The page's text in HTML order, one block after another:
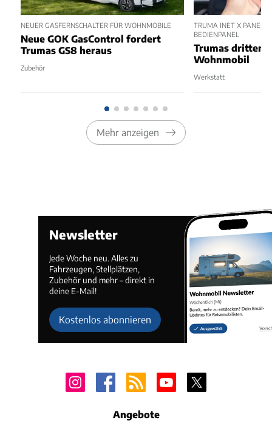
NEUER GASFERNSCHALTER FÜR WOHNMOBILE
Neue GOK GasControl fordert
Trumas GS8 heraus
Zubehör
TRUMA INET X PANEL 2
BEDIENPANEL
Trumas dritter
Wohnmobil
Werkstatt
Mehr anzeigen
Newsletter
Jede Woche neu. Alles zu
Fahrzeugen, Stellplätzen,
Zubehör und mehr – direkt in
deine E-Mail!
Kostenlos abonnieren
Angebote